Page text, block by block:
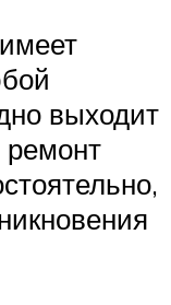
выходит